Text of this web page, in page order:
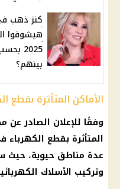
هيشوفوا
2025
بينهم؟
الأماكن المتأثرة بقطع
وفقًا للإعلان الصادر
المتأثرة بقطع
عدة مناطق حيوية، حيث
وتركيب الأسلاك